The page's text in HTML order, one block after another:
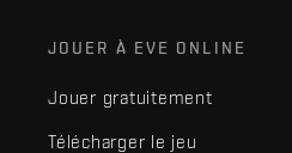
JOUER À EVE ONLINE
Jouer gratuitement
Télécharger le jeu